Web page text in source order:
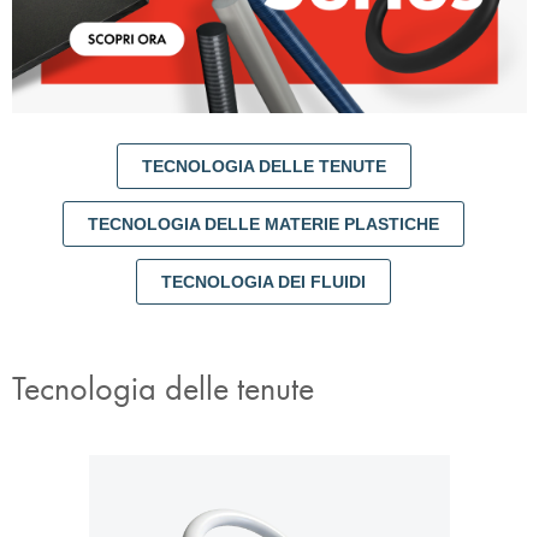
TECNOLOGIA DELLE TENUTE
TECNOLOGIA DELLE MATERIE PLASTICHE
TECNOLOGIA DEI FLUIDI
Tecnologia delle tenute